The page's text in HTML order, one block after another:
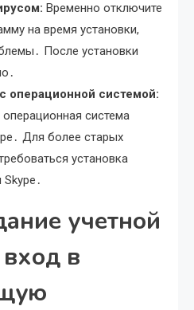
Временно отключите
на время установки,
После установки
операционной системой:
система
Для более старых
установка
учетной
в